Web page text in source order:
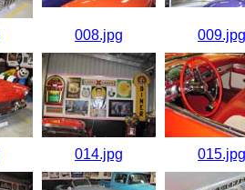
008.jpg 009.jpg
014.jpg 015.jpg